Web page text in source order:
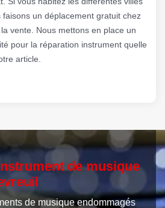
un déplacement gratuit chez
vente. Nous mettons en place un
pour la réparation instrument quelle
article.
de musique
de musique endommagés